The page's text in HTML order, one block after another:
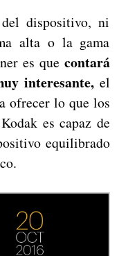
del dispositivo, ni
alta o la gama
es que contará
interesante,el
ofrecer lo que los
es capaz de
equilibrado